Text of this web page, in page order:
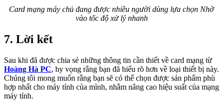
Card mạng máy chủ đang được nhiều người dùng lựa chọn Nhờ
vào tốc độ xử lý nhanh
7. Lời kết
Sau khi đã được chia sẻ những thông tin cần thiết về card mạng từ
Hoàng Hà PC, hy vọng rằng bạn đã hiểu rõ hơn về loại thiết bị này.
Chúng tôi mong muốn rằng bạn sẽ có thể chọn được sản phẩm phù
hợp nhất cho máy tính của mình, nhằm nâng cao hiệu suất của mạng
máy tính.